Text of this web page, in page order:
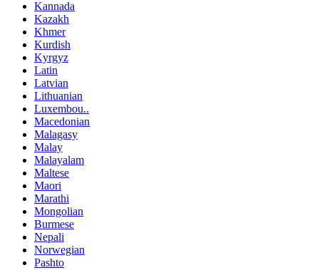
Kannada
Kazakh
Khmer
Kurdish
Kyrgyz
Latin
Latvian
Lithuanian
Luxembou..
Macedonian
Malagasy
Malay
Malayalam
Maltese
Maori
Marathi
Mongolian
Burmese
Nepali
Norwegian
Pashto